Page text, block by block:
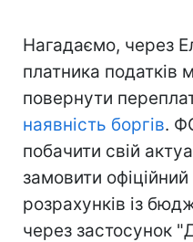
Нагадаємо, через
платника
повернути
наявність боргів.
побачити свій
замовити
розрахунків із
через застосунок